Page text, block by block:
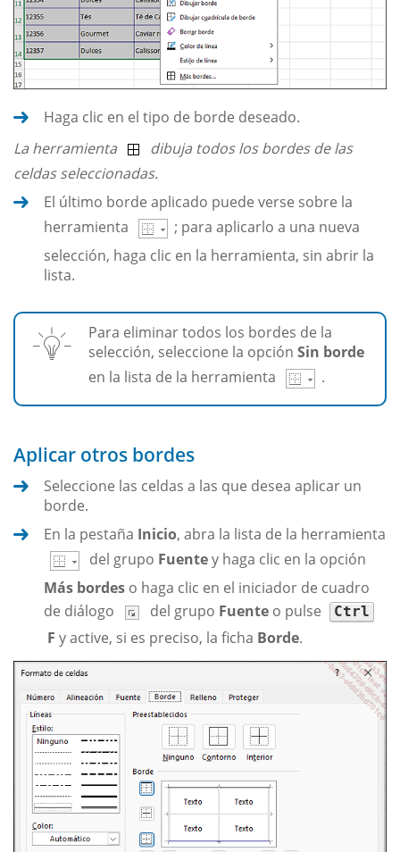
Haga clic en el tipo de borde deseado.
La herramienta
dibuja todos los bordes de las
celdas seleccionadas.
El último borde aplicado puede verse sobre la
herramienta
; para aplicarlo a una nueva
selección, haga clic en la herramienta, sin abrir la
lista.
Para eliminar todos los bordes de la
selección, seleccione la opción Sin borde
en la lista de la herramienta
.
Aplicar otros bordes
Seleccione las celdas a las que desea aplicar un
borde.
En la pestaña Inicio, abra la lista de la herramienta
del grupo Fuentey haga clic en la opción
Más bordes o haga clic en el iniciador de cuadro
de diálogo
del grupo Fuente o pulse Ctrl
F y active, si es preciso, la ficha Borde.